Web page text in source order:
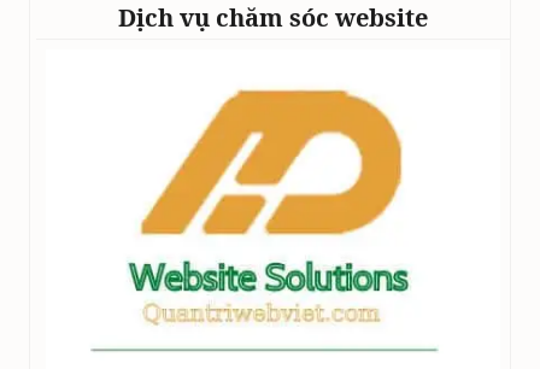
Dịch vụ chăm sóc website